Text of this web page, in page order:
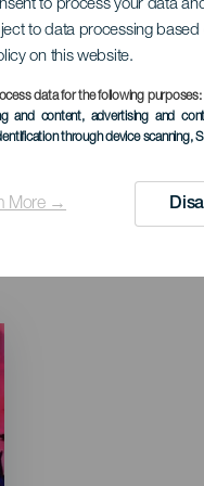
to process your data
to data processing
on this website.
data for the following purposes:
and content, advertising and
through device scanning,
More →